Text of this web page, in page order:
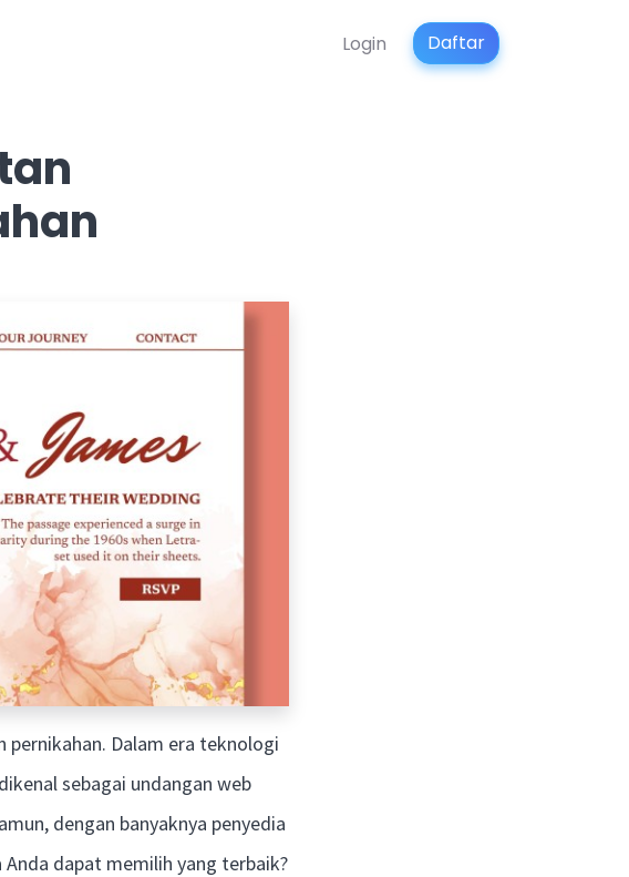
Login Daftar
pernikahan. Dalam era teknologi
sebagai undangan web
dengan banyaknya penyedia
dapat memilih yang terbaik?